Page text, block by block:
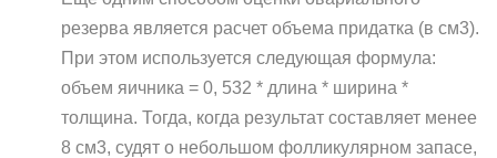
резерва является расчет объема придатка (в см3).
При этом используется следующая формула:
объем яичника = 0, 532 * длина * ширина *
толщина. Тогда, когда результат составляет менее
8 см3, судят о небольшом фолликулярном запасе,